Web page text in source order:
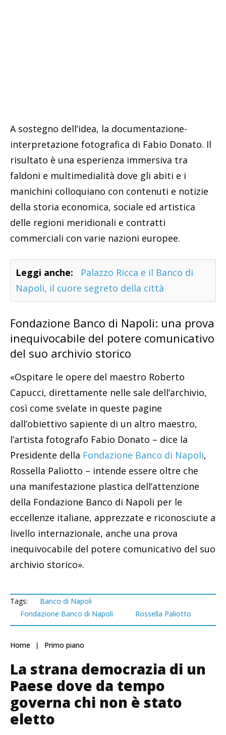
A sostegno dell’idea, la documentazione-
interpretazione fotografica di Fabio Donato. Il
risultato è una esperienza immersiva tra
faldoni e multimedialità dove gli abiti e i
manichini colloquiano con contenuti e notizie
della storia economica, sociale ed artistica
delle regioni meridionali e contratti
commerciali con varie nazioni europee.
Leggi anche:
Palazzo Ricca e il Banco di
Napoli, il cuore segreto della città
Fondazione Banco di Napoli: una prova
inequivocabile del potere comunicativo
del suo archivio storico
«Ospitare le opere del maestro Roberto
Capucci, direttamente nelle sale dell’archivio,
così come svelate in queste pagine
dall’obiettivo sapiente di un altro maestro,
l’artista fotografo Fabio Donato – dice la
Presidente della Fondazione Banco di Napoli,
Rossella Paliotto – intende essere oltre che
una manifestazione plastica dell’attenzione
della Fondazione Banco di Napoli per le
eccellenze italiane, apprezzate e riconosciute a
livello internazionale, anche una prova
inequivocabile del potere comunicativo del suo
archivio storico».
Tags:
Banco di Napoli
Fondazione Banco di Napoli
Rossella Paliotto
Home Primo piano
La strana democrazia di un
Paese dove da tempo
governa chi non è stato
eletto